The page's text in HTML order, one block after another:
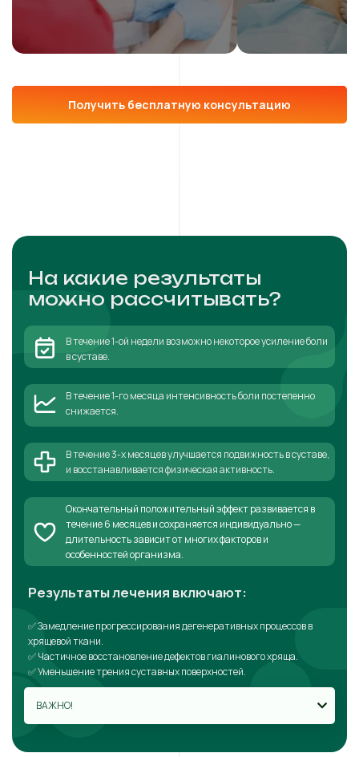
Получить бесплатную консультацию
На какие результаты
можно рассчитывать?
В течение 1-ой недели возможно некоторое усиление боли
в суставе.
В течение 1-го месяца интенсивность боли постепенно
снижается.
В течение 3-х месяцев улучшается подвижность в суставе,
и восстанавливается физическая активность.
Окончательный положительный эффект развивается в
течение 6 месяцев и сохраняется индивидуально —
длительность зависит от многих факторов и
особенностей организма.
Результаты лечения включают:
✅ Замедление прогрессирования дегенеративных процессов в
хрящевой ткани.
✅ Частичное восстановление дефектов гиалинового хряща.
✅ Уменьшение трения суставных поверхностей.
ВАЖНО!